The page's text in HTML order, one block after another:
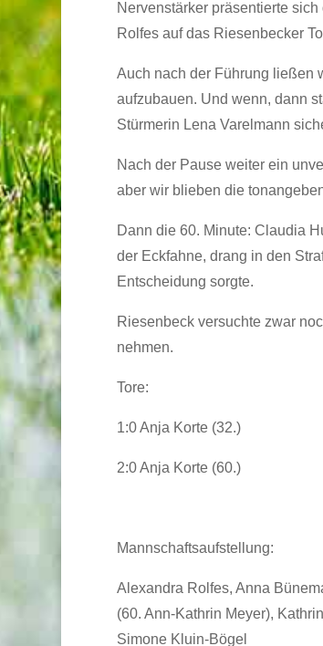
Nervenstärker präsentierte
Rolfes auf das Riesenbecker
Auch nach der Führung ließen
aufzubauen. Und wenn, dann
Stürmerin Lena Varelmann
Nach der Pause weiter ein
aber wir blieben die
Dann die 60. Minute: Claudia
der Eckfahne, drang in den
Entscheidung sorgte.
Riesenbeck versuchte zwar
nehmen.
Tore:
1:0 Anja Korte (32.)
2:0 Anja Korte (60.)
Mannschaftsaufstellung:
Alexandra Rolfes, Anna
(60. Ann-Kathrin Meyer),
Simone Kluin-Bögel